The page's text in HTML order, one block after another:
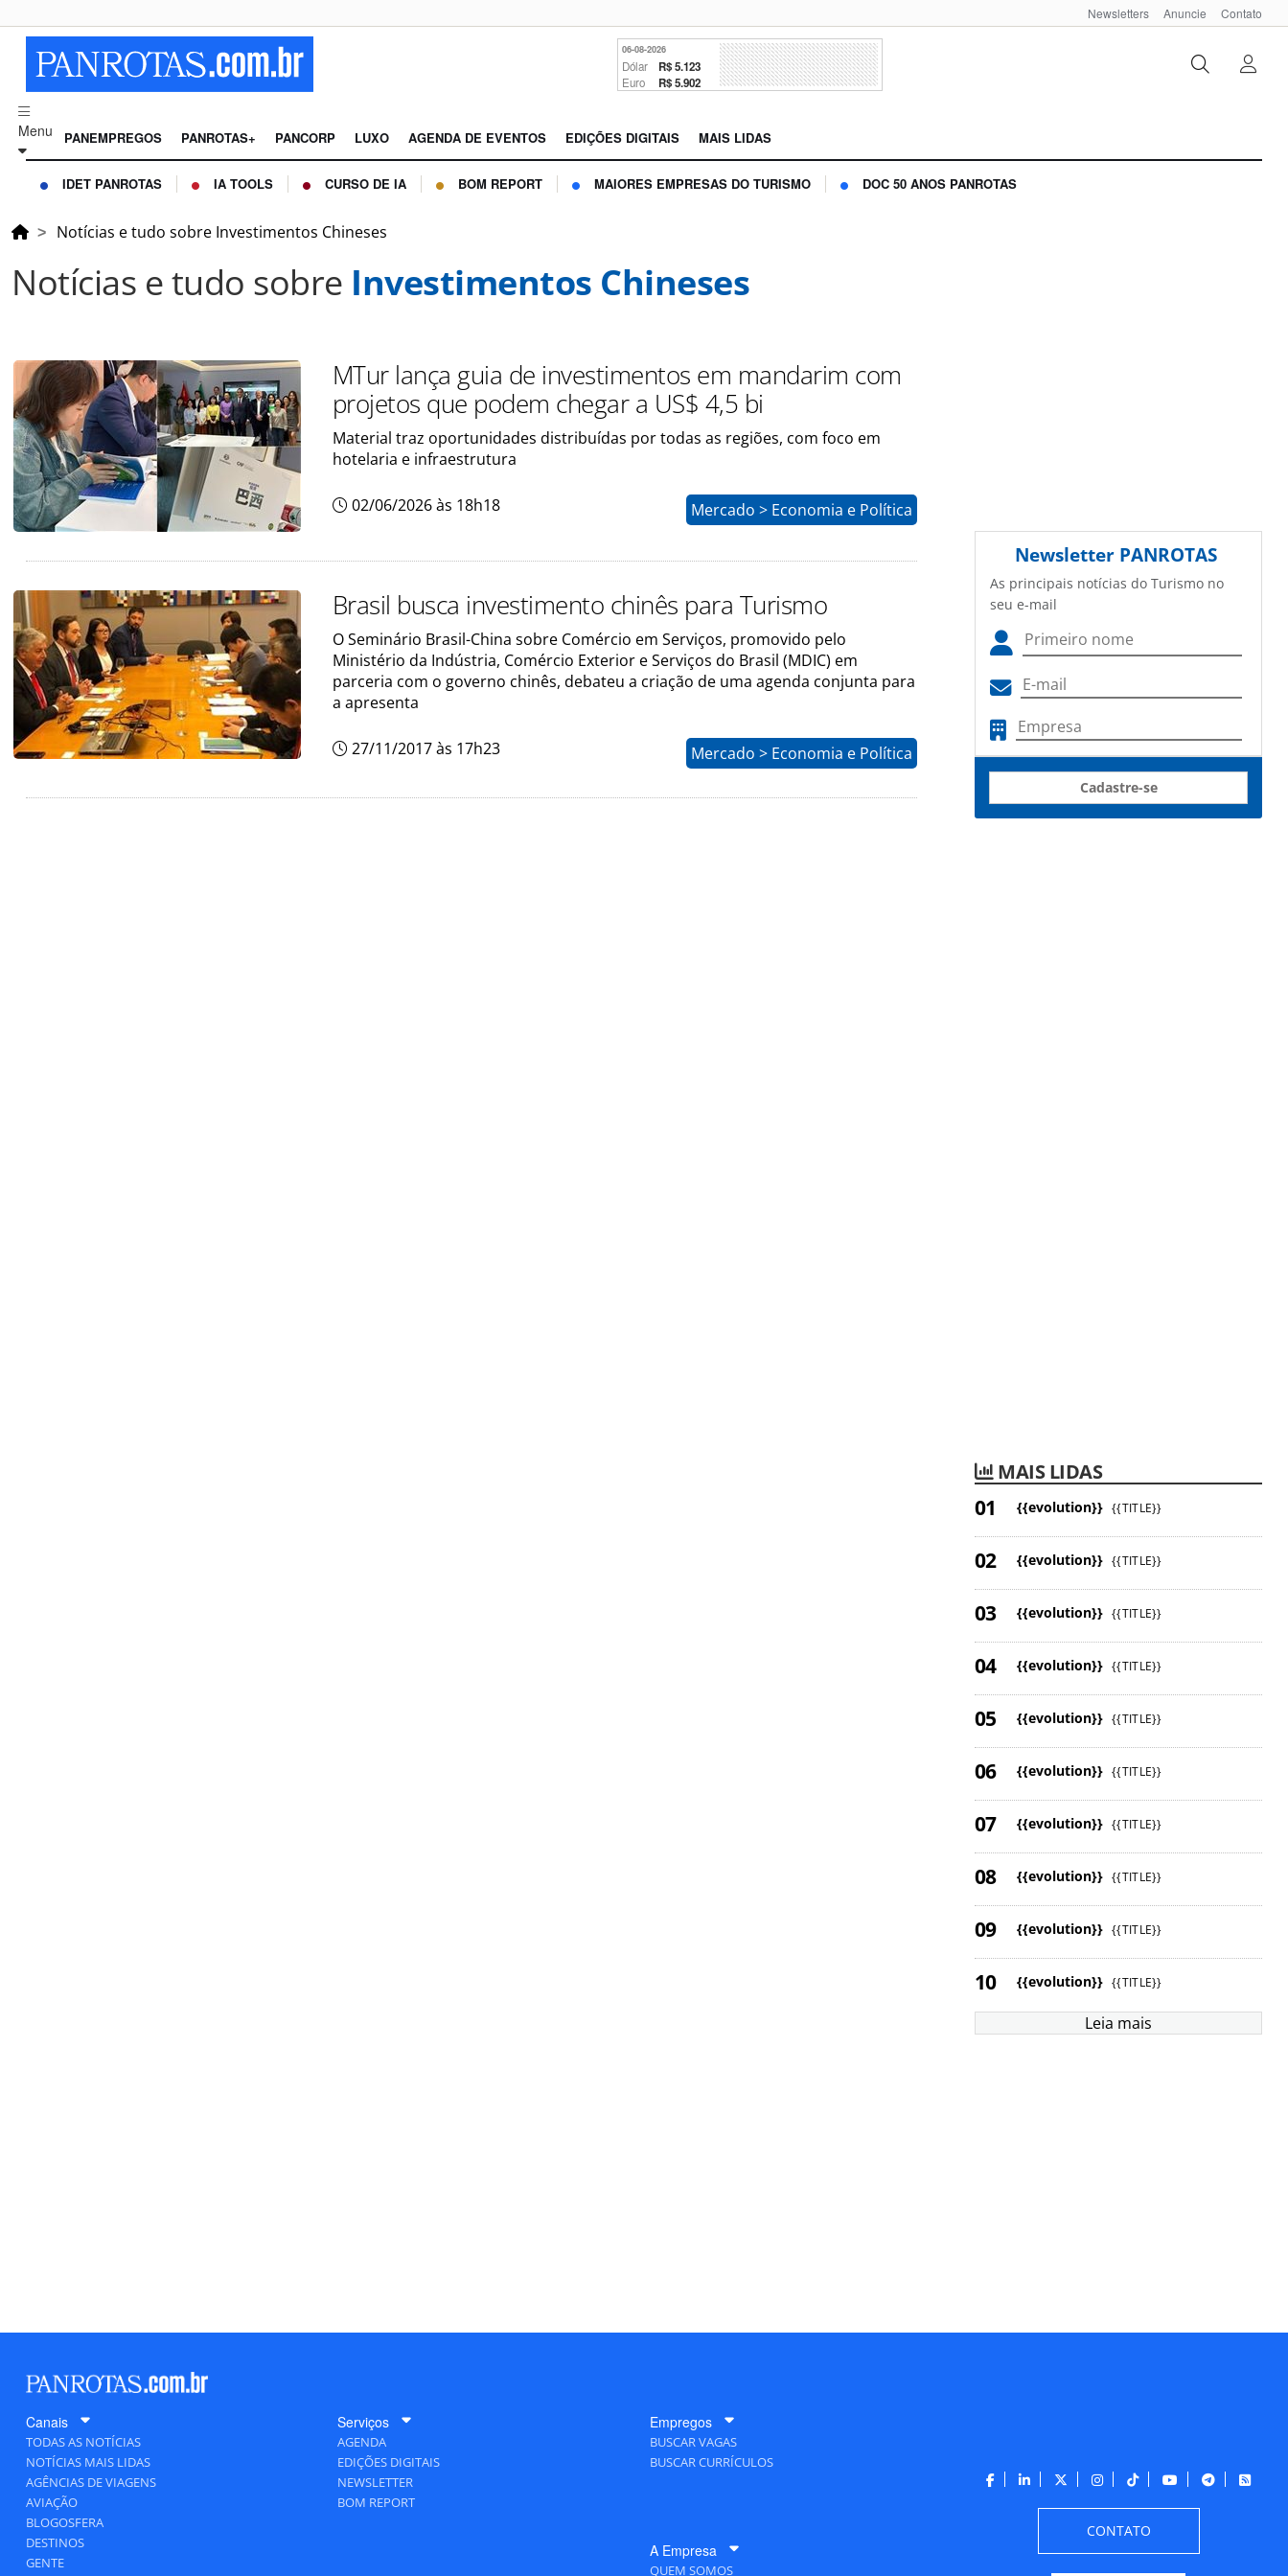
Newsletters Anuncie Contato
06-08-2026
Dólar R$ 5.123
Euro R$ 5.902
Menu PANEMPREGOS PANROTAS+ PANCORP LUXO AGENDA DE EVENTOS EDIÇÕES DIGITAIS MAIS LIDAS
IDET PANROTAS IA TOOLS CURSO DE IA BOM REPORT MAIORES EMPRESAS DO TURISMO DOC 50 ANOS PANROTAS
Notícias e tudo sobre Investimentos Chineses
Notícias e tudo sobre Investimentos Chineses
MTur lança guia de investimentos em mandarim com
projetos que podem chegar a US$ 4,5 bi
Material traz oportunidades distribuídas por todas as regiões, com foco em
hotelaria e infraestrutura
02/06/2026 às 18h18 Mercado > Economia e Política
Brasil busca investimento chinês para Turismo
O Seminário Brasil-China sobre Comércio em Serviços, promovido pelo
Ministério da Indústria, Comércio Exterior e Serviços do Brasil (MDIC) em
parceria com o governo chinês, debateu a criação de uma agenda conjunta para
a apresenta
27/11/2017 às 17h23 Mercado > Economia e Política
Newsletter PANROTAS
As principais notícias do Turismo no
seu e-mail
Cadastre-se
MAIS LIDAS
{{evolution}} {{TITLE}}
{{evolution}} {{TITLE}}
{{evolution}} {{TITLE}}
{{evolution}} {{TITLE}}
{{evolution}} {{TITLE}}
{{evolution}} {{TITLE}}
{{evolution}} {{TITLE}}
{{evolution}} {{TITLE}}
{{evolution}} {{TITLE}}
{{evolution}} {{TITLE}}
Leia mais
Canais
TODAS AS NOTÍCIAS
NOTÍCIAS MAIS LIDAS
AGÊNCIAS DE VIAGENS
AVIAÇÃO
BLOGOSFERA
DESTINOS
GENTE
Serviços
AGENDA
EDIÇÕES DIGITAIS
NEWSLETTER
BOM REPORT
Empregos
BUSCAR VAGAS
BUSCAR CURRÍCULOS
A Empresa
QUEM SOMOS
CONTATO